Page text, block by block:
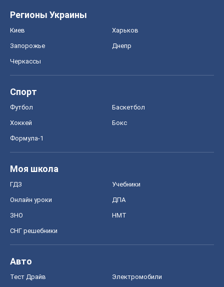
Регионы Украины
Киев Харьков
Запорожье Днепр
Черкассы
Спорт
Футбол Баскетбол
Хоккей Бокс
Формула-1
Моя школа
ГДЗ Учебники
Онлайн уроки ДПА
ЗНО НМТ
СНГ решебники
Авто
Тест Драйв Электромобили